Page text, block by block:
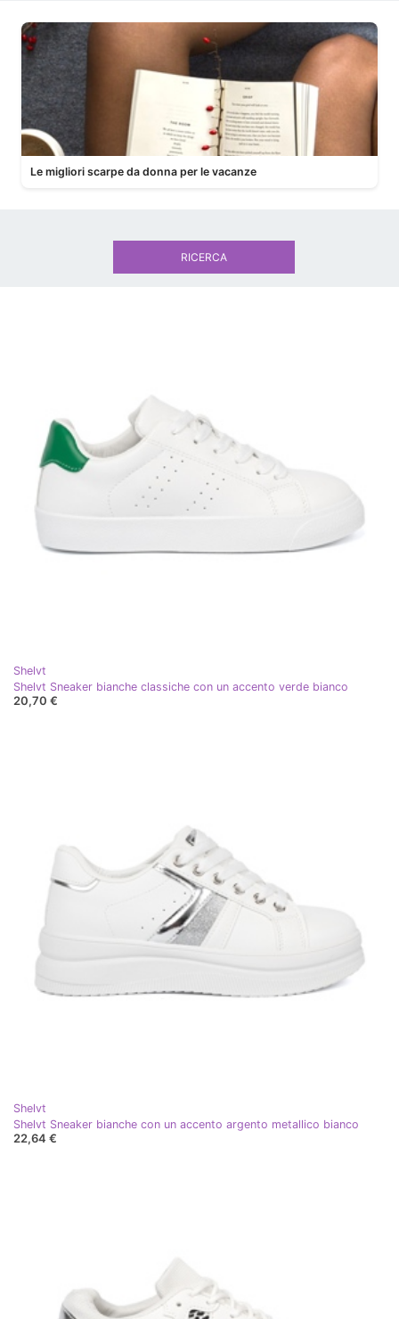
Le migliori scarpe da donna per le vacanze
Shelvt
Shelvt Sneaker bianche classiche con un accento verde bianco
20,70 €
Shelvt
Shelvt Sneaker bianche con un accento argento metallico bianco
22,64 €
RICERCA